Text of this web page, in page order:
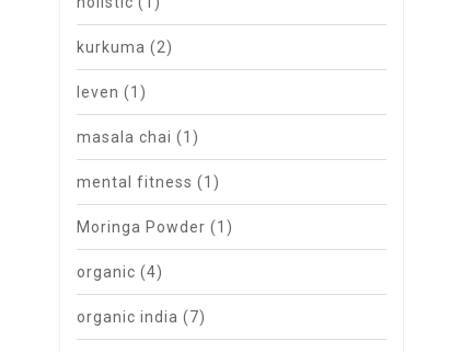
kurkuma (2)
leven (1)
masala chai (1)
mental fitness (1)
Moringa Powder (1)
organic (4)
organic india (7)